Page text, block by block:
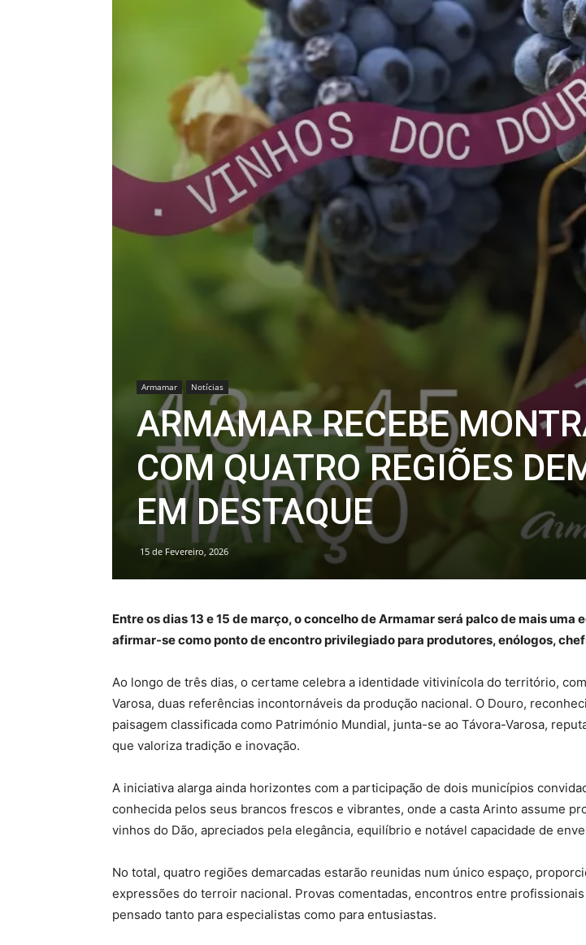
Armamar Notícias
ARMAMAR RECEBE
COM QUATRO REGIÕES
EM DESTAQUE
15 de Fevereiro, 2026
Entre os dias 13 e 15 de março, o concelho de Armamar será palco de mais
afirmar-se como ponto de encontro privilegiado para produtores, enólogos,
Ao longo de três dias, o certame celebra a identidade vitivinícola do território,
Varosa, duas referências incontornáveis da produção nacional. O Douro,
paisagem classificada como Património Mundial, junta-se ao Távora-Varosa,
que valoriza tradição e inovação.
A iniciativa alarga ainda horizontes com a participação de dois municípios
conhecida pelos seus brancos frescos e vibrantes, onde a casta Arinto assume
vinhos do Dão, apreciados pela elegância, equilíbrio e notável capacidade de
No total, quatro regiões demarcadas estarão reunidas num único espaço,
expressões do terroir nacional. Provas comentadas, encontros entre
pensado tanto para especialistas como para entusiastas.